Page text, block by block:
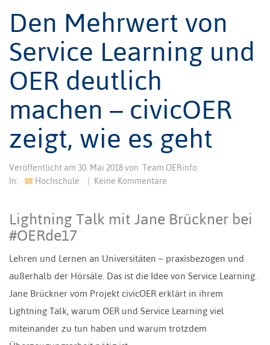
Den Mehrwert von
Service Learning und
OER deutlich
machen – civicOER
zeigt, wie es geht
Veröffentlicht am 30. Mai 2018von Team OERinfo
In:
Hochschule Keine Kommentare
Lightning Talk mit Jane Brückner bei
#OERde17
Lehren und Lernen an Universitäten – praxisbezogen und
außerhalb der Hörsäle. Das ist die Idee von Service Learning.
Jane Brückner vom Projekt civicOER erklärt in ihrem
Lightning Talk, warum OER und Service Learning viel
miteinander zu tun haben und warum trotzdem